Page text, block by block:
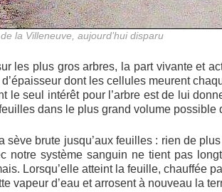
de la Villeneuve, aujourd’hui disparu
les plus gros arbres, la part vivante et
dont les cellules meurent
le seul intérêt pour l’arbre est de lui
dans le plus grand volume possible
brute jusqu’aux feuilles : rien de plus
notre système sanguin ne tient pas
Lorsqu’elle atteint la feuille, chauffée
vapeur d’eau et arrosent à nouveau la